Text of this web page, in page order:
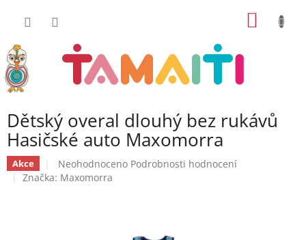
Dětský overal dlouhý bez rukávů
Hasičské auto Maxomorra
Akce
Průměrné
hodnocení
Neohodnoceno Podrobnosti hodnocení
Značka: Maxomorra